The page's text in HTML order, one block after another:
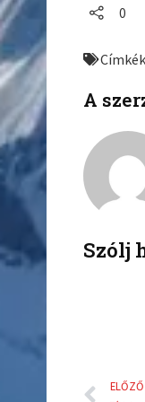
0
A
Szólj
Előző
ELŐZŐ